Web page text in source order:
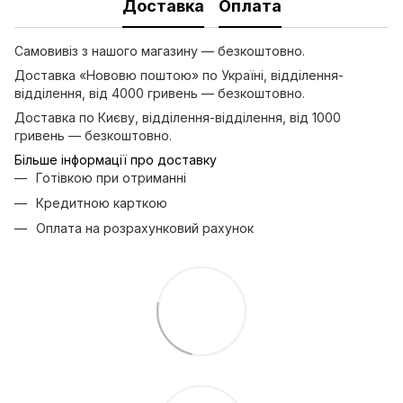
Доставка Оплата
Самовивіз з нашого магазину — безкоштовно.
Доставка «Нововю поштою» по Україні, відділення-
відділення, від 4000 гривень — безкоштовно.
Доставка по Києву, відділення-відділення, від 1000
гривень — безкоштовно.
Більше інформації про доставку
Готівкою при отриманні
Кредитною карткою
Оплата на розрахунковий рахунок